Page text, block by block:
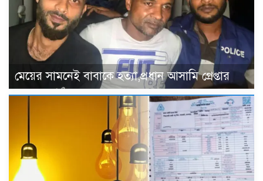
মেয়ের সামনেই বাবাকে হত্যা,প্রধান আসামি গ্রেপ্তার